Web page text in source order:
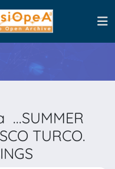
...SUMMER
TURCO.